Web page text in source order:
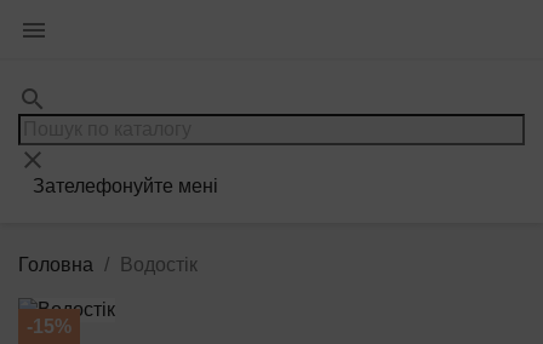

search
clear
Зателефонуйте мені
Головна Водостік
-15%